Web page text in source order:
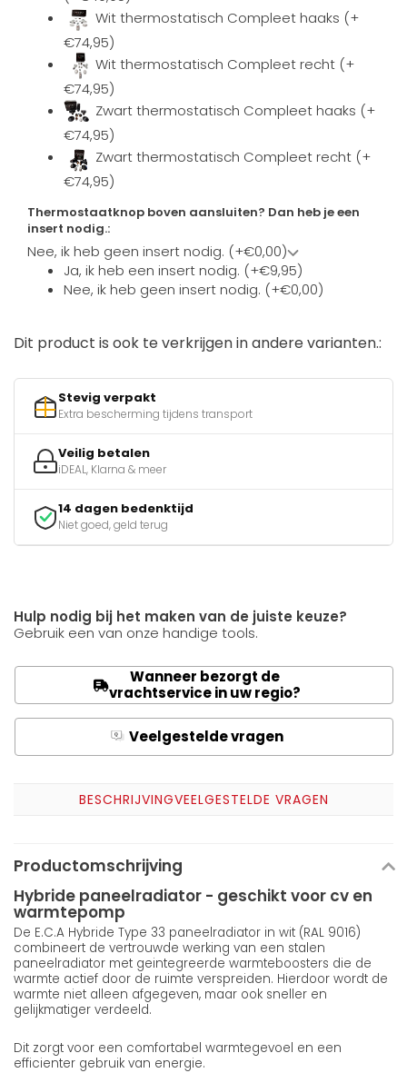
Wit thermostatisch Compleet haaks (+
€74,95)
Wit thermostatisch Compleet recht (+
€74,95)
Zwart thermostatisch Compleet haaks (+
€74,95)
Zwart thermostatisch Compleet recht (+
€74,95)
Thermostaatknop boven aansluiten? Dan heb je een
insert nodig.:
Nee, ik heb geen insert nodig. (+€0,00)
Ja, ik heb een insert nodig. (+€9,95)
Nee, ik heb geen insert nodig. (+€0,00)
Dit product is ook te verkrijgen in andere varianten.:
Stevig verpakt
Extra bescherming tijdens transport
Veilig betalen
iDEAL, Klarna & meer
14 dagen bedenktijd
Niet goed, geld terug
Hulp nodig bij het maken van de juiste keuze?
Gebruik een van onze handige tools.
Wanneer bezorgt de
vrachtservice in uw regio?
Q Veelgestelde vragen
BESCHRIJVINGVEELGESTELDE VRAGEN
Productomschrijving
Hybride paneelradiator - geschikt voor cv en
warmtepomp
De E.C.A Hybride Type 33 paneelradiator in wit (RAL 9016)
combineert de vertrouwde werking van een stalen
paneelradiator met geintegreerde warmteboosters die de
warmte actief door de ruimte verspreiden. Hierdoor wordt de
warmte niet alleen afgegeven, maar ook sneller en
gelijkmatiger verdeeld.
Dit zorgt voor een comfortabel warmtegevoel en een
efficienter gebruik van energie.